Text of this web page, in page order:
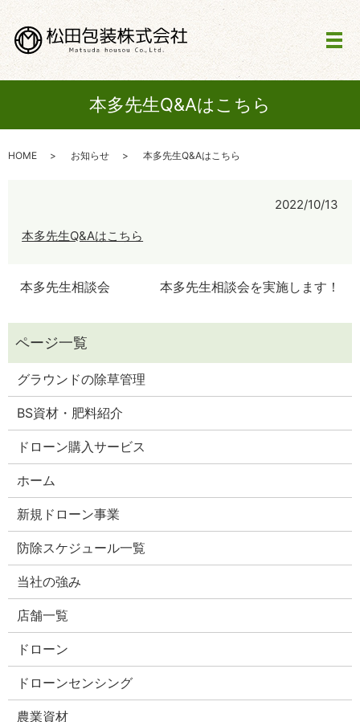
メ
本多先生Q&Aはこちら
HOME お知らせ 本多先生Q&Aはこちら
2022/10/13
本多先生Q&Aはこちら
本多先生相談会 本多先生相談会を実施します！
グラウンドの除草管理
BS資材・肥料紹介
ドローン購入サービス
ホーム
新規ドローン事業
防除スケジュール一覧
当社の強み
店舗一覧
ドローン
ドローンセンシング
農業資材